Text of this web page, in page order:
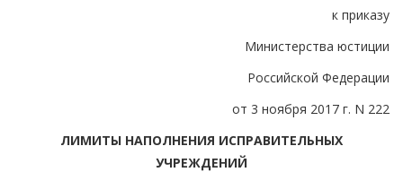
к приказу
Министерства юстиции
Российской Федерации
от 3 ноября 2017 г. N 222
ЛИМИТЫ НАПОЛНЕНИЯ ИСПРАВИТЕЛЬНЫХ
УЧРЕЖДЕНИЙ